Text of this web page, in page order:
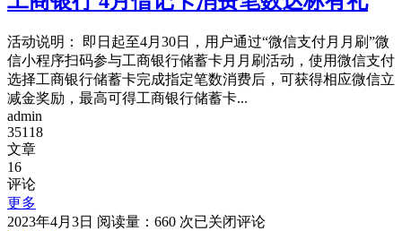
活动说明： 即日起至4月30日，用户通过“微信支付月月刷”微
信小程序扫码参与工商银行储蓄卡月月刷活动，使用微信支付
选择工商银行储蓄卡完成指定笔数消费后，可获得相应微信立
减金奖励，最高可得工商银行储蓄卡...
admin
35118
文章
16
评论
更多
2023年4月3日 阅读量：660 次工
已关闭评论